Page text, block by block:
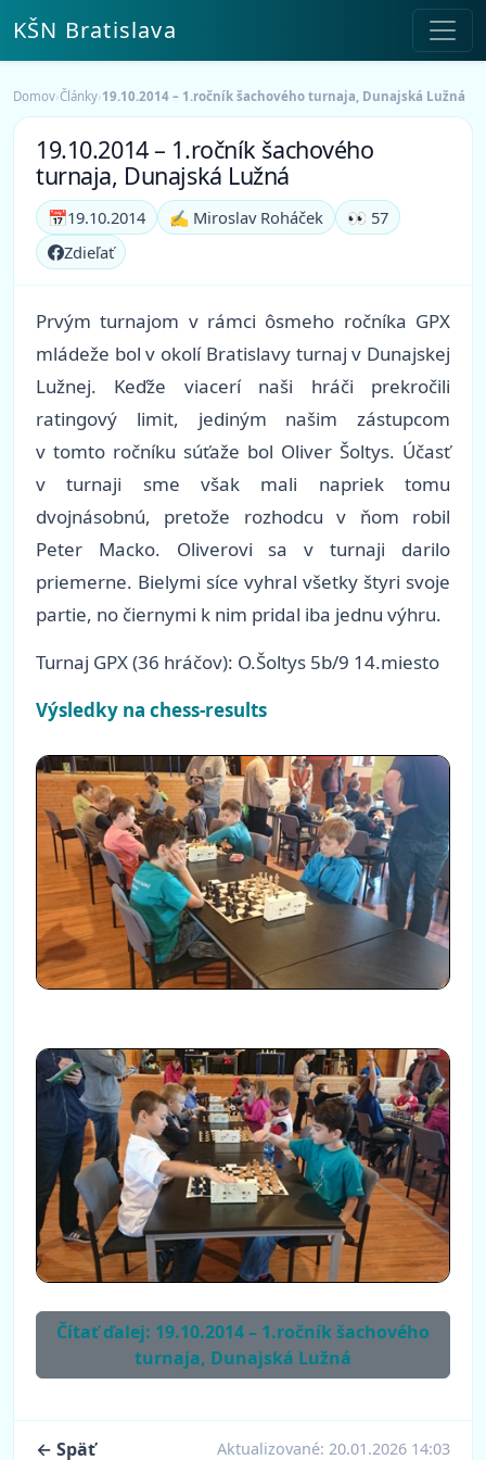
KŠN Bratislava
Domov›Články›19.10.2014 – 1.ročník šachového turnaja, Dunajská Lužná
19.10.2014 – 1.ročník šachového
turnaja, Dunajská Lužná
📅19.10.2014 ✍️ Miroslav Roháček
👀 57
Zdieľať
Prvým turnajom v rámci ôsmeho ročníka GPX
mládeže bol v okolí Bratislavy turnaj v Dunajskej
Lužnej. Keďže viacerí naši hráči prekročili
ratingový limit, jediným našim zástupcom
v tomto ročníku súťaže bol Oliver Šoltys. Účasť
v turnaji sme však mali napriek tomu
dvojnásobnú, pretože rozhodcu v ňom robil
Peter Macko. Oliverovi sa v turnaji darilo
priemerne. Bielymi síce vyhral všetky štyri svoje
partie, no čiernymi k nim pridal iba jednu výhru.
Turnaj GPX (36 hráčov): O.Šoltys 5b/9 14.miesto
Výsledky na chess-results
Čítať ďalej: 19.10.2014 – 1.ročník šachového
turnaja, Dunajská Lužná
← Späť Aktualizované: 20.01.2026 14:03